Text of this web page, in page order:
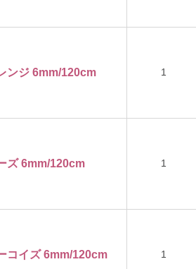
ンジ 6mm/120cm 1
ズ 6mm/120cm 1
コイズ 6mm/120cm 1